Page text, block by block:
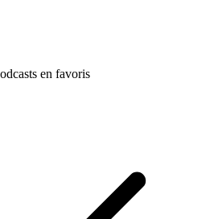
en favoris